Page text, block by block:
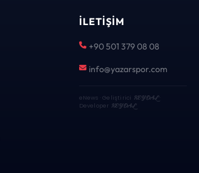
İLETIŞIM
+90 501 379 08 08
info@yazarspor.com
eNews · Geliştirici KEYDAL·
Developer KEYDAL